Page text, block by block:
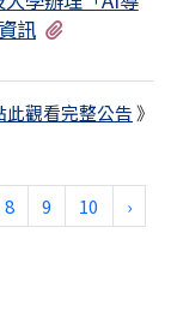
訊
此觀看完整公告》
8 9 10 ›下一